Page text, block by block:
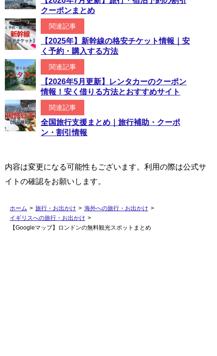
クーポンまとめ
関連記事
【2025年】新幹線の格安チケット情報｜安
く予約・購入する方法
関連記事
【2026年5月更新】レンタカーのクーポン
情報！安く借りる方法とおすすめサイト
関連記事
全国旅行支援まとめ｜旅行補助・クーポ
ン・割引情報
内容は変更になる可能性もございます。利用の際は公式サ
イトの確認をお願いします。
ホーム > 旅行・お出かけ > 海外への旅行・お出かけ >
イギリスへの旅行・お出かけ >
【Googleマップ】ロンドンの無料観光スポットまとめ